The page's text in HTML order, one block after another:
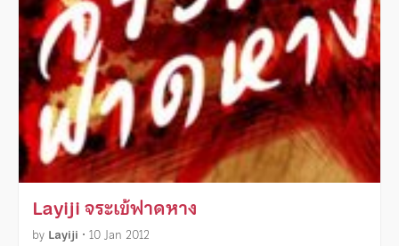
Layiji จระเข้ฟาดหาง
by Layiji • 10 Jan 2012